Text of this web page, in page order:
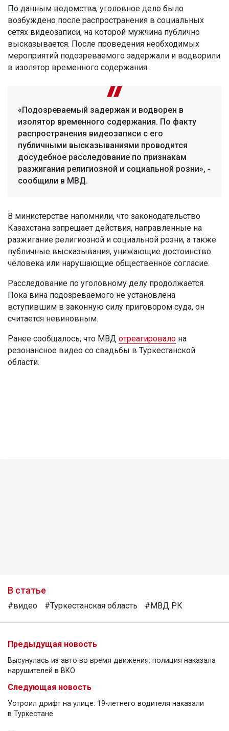
По данным ведомства, уголовное дело было
возбуждено после распространения в социальных
сетях видеозаписи, на которой мужчина публично
высказывается. После проведения необходимых
мероприятий подозреваемого задержали и водворили
в изолятор временного содержания.
«Подозреваемый задержан и водворен в
изолятор временного содержания. По факту
распространения видеозаписи с его
публичными высказываниями проводится
досудебное расследование по признакам
разжигания религиозной и социальной розни», -
сообщили в МВД.
В министерстве напомнили, что законодательство
Казахстана запрещает действия, направленные на
разжигание религиозной и социальной розни, а также
публичные высказывания, унижающие достоинство
человека или нарушающие общественное согласие.
Расследование по уголовному делу продолжается.
Пока вина подозреваемого не установлена
вступившим в законную силу приговором суда, он
считается невиновным.
Ранее сообщалось, что МВД отреагировало на
резонансное видео со свадьбы в Туркестанской
области.
В статье
#видео #Туркестанская область #МВД РК
Предыдущая новость
Высунулась из авто во время движения: полиция наказала
нарушителей в ВКО
Следующая новость
Устроил дрифт на улице: 19-летнего водителя наказали
в Туркестане